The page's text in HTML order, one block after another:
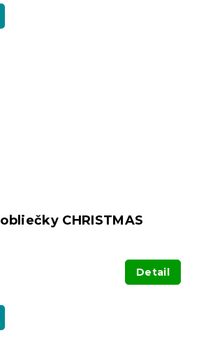
CHRISTMAS
Detail